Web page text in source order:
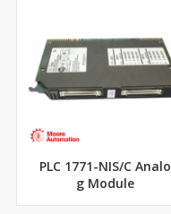
PLC 1771-NIS/C Analo
g Module